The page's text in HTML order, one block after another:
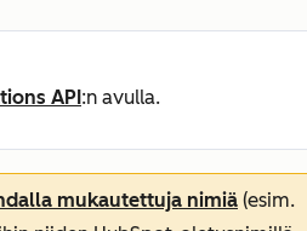
API :n avulla.
mukautettuja nimiä (esim.